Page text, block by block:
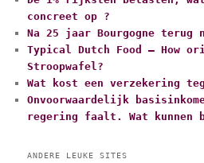
concreet op ?
Na 25 jaar Bourgogne terug
Typical Dutch Food – How
Stroopwafel?
Wat kost een verzekering
Onvoorwaardelijk
regering faalt. Wat kunnen
ANDERE LEUKE SITES